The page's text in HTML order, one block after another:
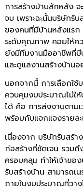
การสร้างบ้านสักหลัง จ
จบ เพราะฉะนั้นบริษัทรั
ของคนที่มีบ้านหลังแรก
ระดับคุณภาพ คอยให้ค
ยังมีทีมงานมืออาชีพที่
และดูแลงานสร้างบ้าน
นอกจากนี้ การเลือกใช้
ควบคุมงบประมาณไม่ใ
ได้ คือ การส่งงานตาม
พร้อมกับแจกแจงรายล
เนื่องจาก บริษัทรับสร้
ก่อสร้างที่ชัดเจน รวมถึ
ครอบคลุม ทำให้เจ้าขอ
รับสร้างบ้าน สามารถเ
ภายในงบประมาณที่วา